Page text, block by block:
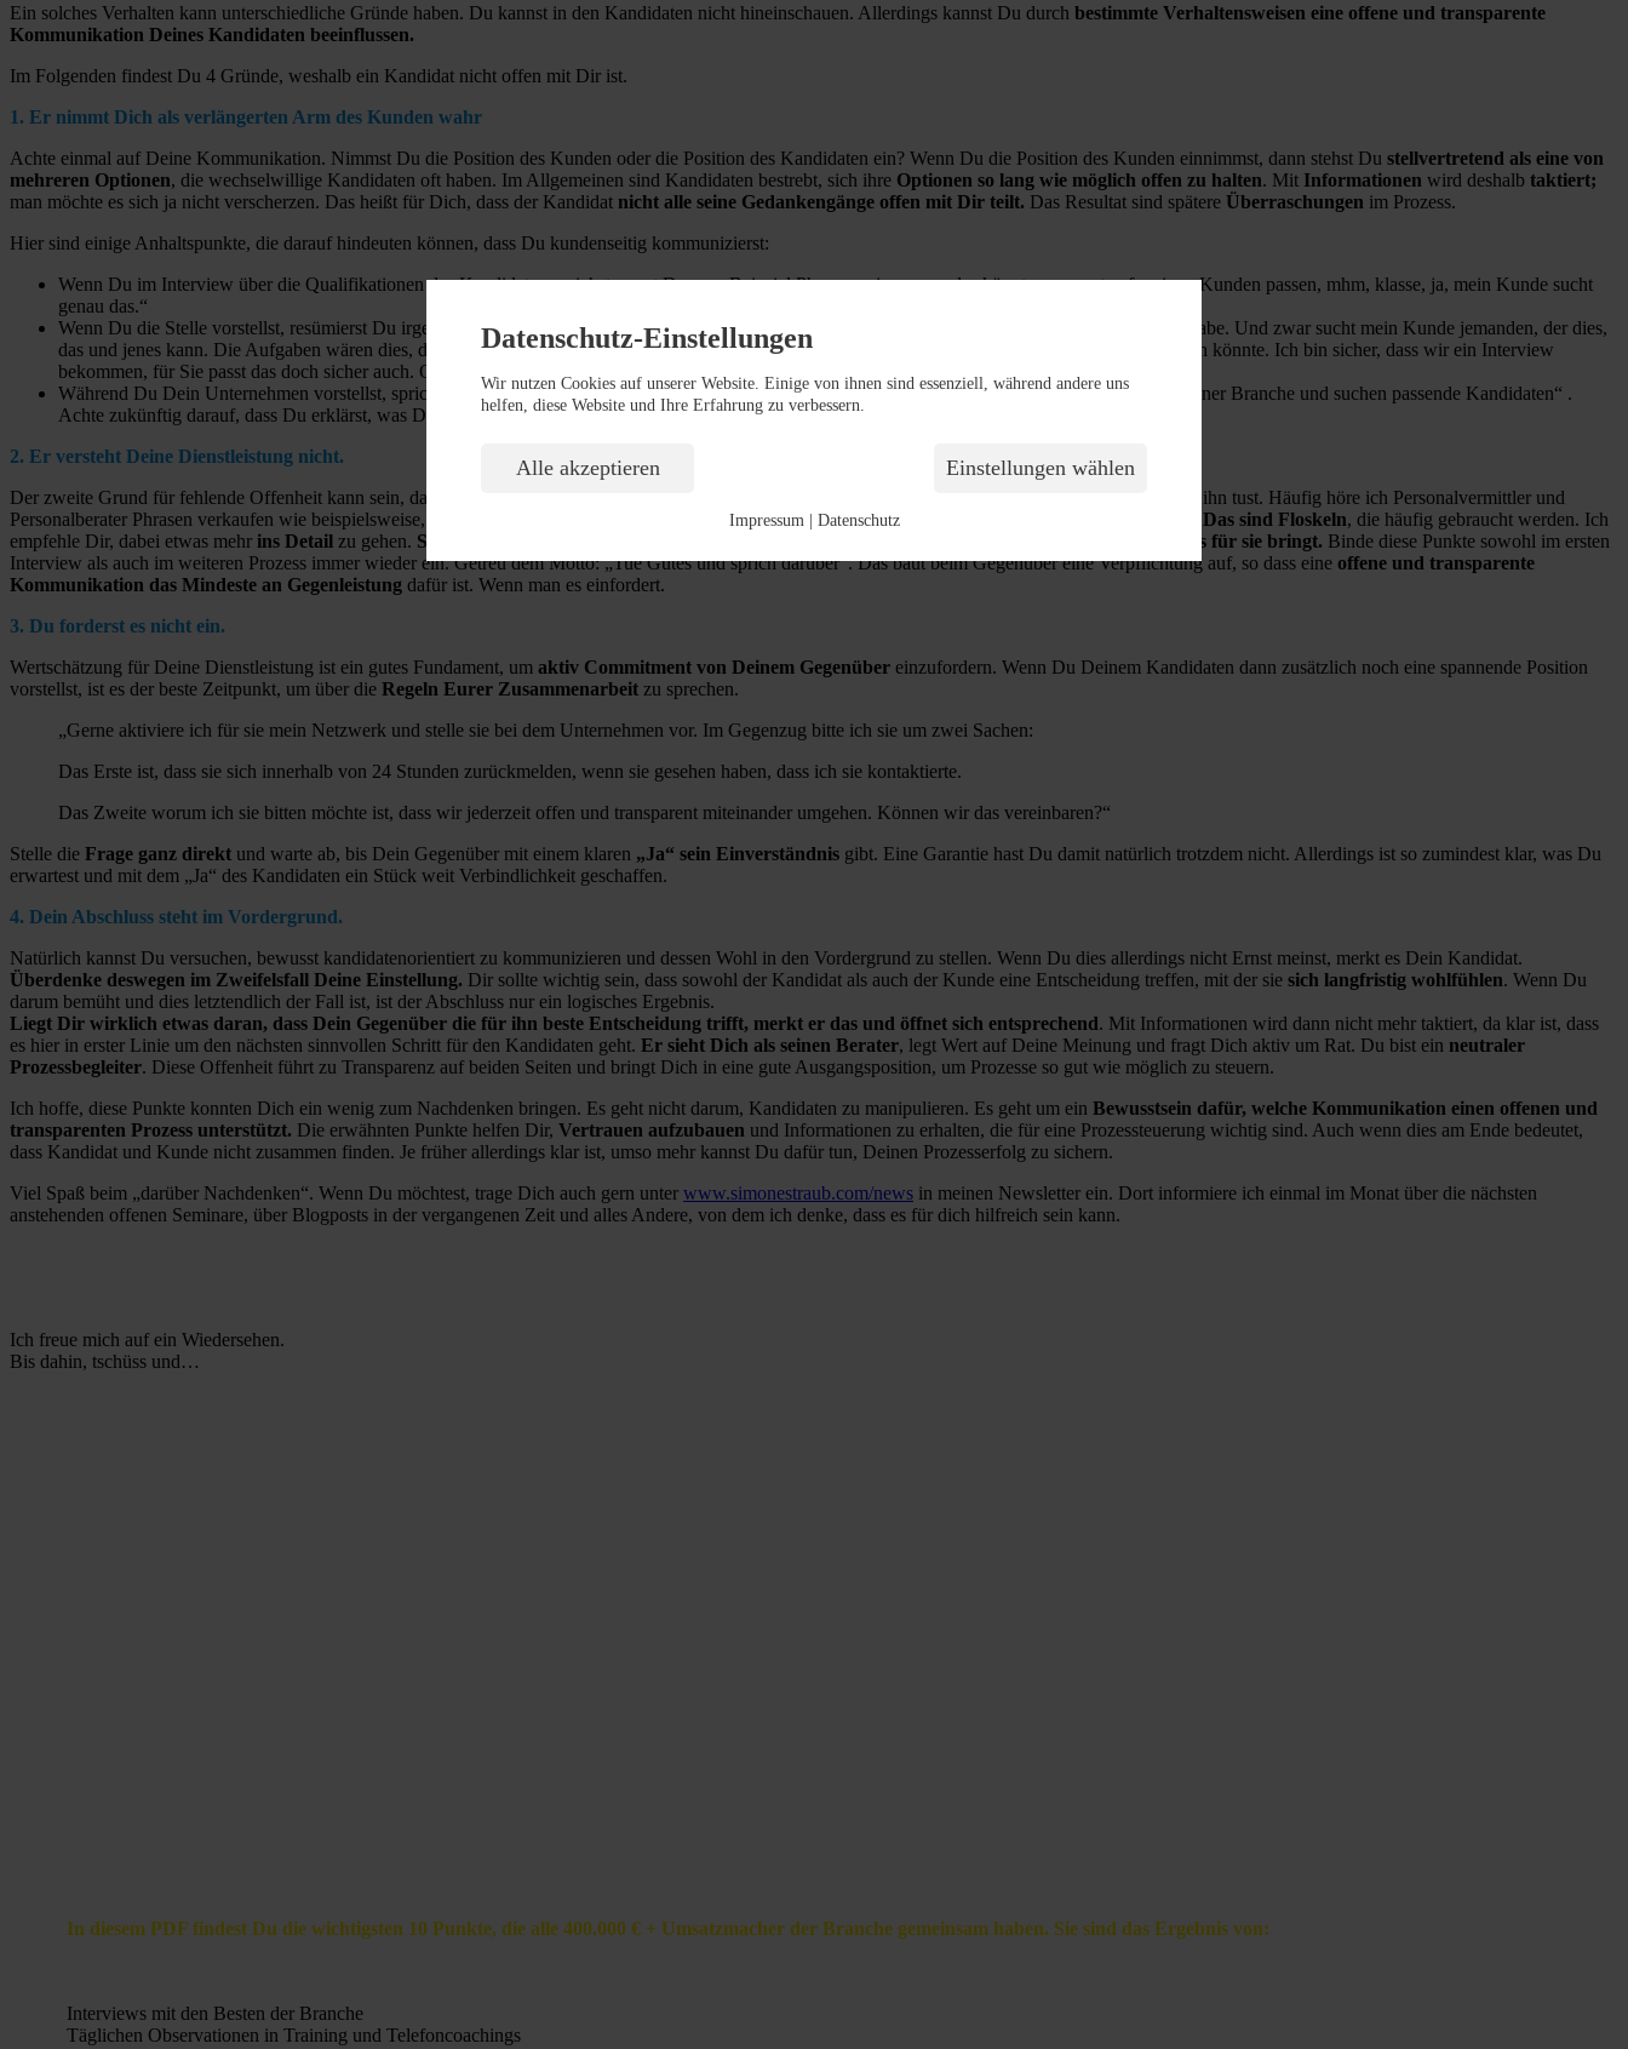
Ein solches Verhalten kann unterschiedliche Gründe haben. Du kannst in den Kandidaten nicht hineinschauen. Allerdings kannst Du durch bestimmte Verhaltensweisen eine offene und transparente
Kommunikation Deines Kandidaten beeinflussen.
Im Folgenden findest Du 4 Gründe, weshalb ein Kandidat nicht offen mit Dir ist.
1. Er nimmt Dich als verlängerten Arm des Kunden wahr
Achte einmal auf Deine Kommunikation. Nimmst Du die Position des Kunden oder die Position des Kandidaten ein? Wenn Du die Position des Kunden einnimmst, dann stehst Du stellvertretend als eine von
mehreren Optionen, die wechselwillige Kandidaten oft haben. Im Allgemeinen sind Kandidaten bestrebt, sich ihre Optionen so lang wie möglich offen zu halten. Mit Informationen wird deshalb taktiert;
man möchte es sich ja nicht verscherzen. Das heißt für Dich, dass der Kandidat nicht alle seine Gedankengänge offen mit Dir teilt. Das Resultat sind spätere Überraschungen im Prozess.
Hier sind einige Anhaltspunkte, die darauf hindeuten können, dass Du kundenseitig kommunizierst:
Wenn Du im Interview über die Qualifikationen des Kandidaten sprichst, sagst Du zum Beispiel Phrasen wie „super, das könnte ganz gut auf meinen Kunden passen, mhm, klasse, ja, mein Kunde sucht
genau das.“
Wenn Du die Stelle vorstellst, resümierst Du irgendwann indem Du sagst: „(…) Ich glaube, das könnte sehr gut auf die Stelle passen, die ich für Sie habe. Und zwar sucht mein Kunde jemanden, der dies,
das und jenes kann. Die Aufgaben wären dies, das und jenes, und wir haben vorhin bereits gesagt, dass das auf ihre bisherigen Erfahrungen gut passen könnte. Ich bin sicher, dass wir ein Interview
bekommen, für Sie passt das doch sicher auch. Oder?“
Während Du Dein Unternehmen vorstellst, sprichst Du aus der Perspektive des Kunden: „Wir betreuen viele unterschiedliche Kunden in dieser und jener Branche und suchen passende Kandidaten“ .
Achte zukünftig darauf, dass Du erklärst, was Du für den Kandidaten tun kannst, nicht für den Kunden.
2. Er versteht Deine Dienstleistung nicht.
Der zweite Grund für fehlende Offenheit kann sein, dass nicht klar ist, welchen
hat. Was Du alles für ihn tust. Häufig höre ich Personalvermittler und
Personalberater Phrasen verkaufen wie beispielsweise, „wir begleiten sie auch während des Interviewprozesses“ oder „wir stehen ihnen beratend zur Seite“. Das sind Floskeln, die häufig gebraucht werden. Ich
empfehle Dir, dabei etwas mehr ins Detail zu gehen. Schreibe Dir einmal auf, was Du konkret für Deine Kandidaten machst und welchen Nutzen das für sie bringt. Binde diese Punkte sowohl im ersten
Interview als auch im weiteren Prozess immer wieder ein. Getreu dem Motto: „Tue Gutes und sprich darüber“. Das baut beim Gegenüber eine Verpflichtung auf, so dass eine offene und transparente
Kommunikation das Mindeste an Gegenleistung dafür ist. Wenn man es einfordert.
3. Du forderst es nicht ein.
Wertschätzung für Deine Dienstleistung ist ein gutes Fundament, um aktiv Commitment von Deinem Gegenüber einzufordern. Wenn Du Deinem Kandidaten dann zusätzlich noch eine spannende Position
vorstellst, ist es der beste Zeitpunkt, um über die Regeln Eurer Zusammenarbeit zu sprechen.
„Gerne aktiviere ich für sie mein Netzwerk und stelle sie bei dem Unternehmen vor. Im Gegenzug bitte ich sie um zwei Sachen:
Das Erste ist, dass sie sich innerhalb von 24 Stunden zurückmelden, wenn sie gesehen haben, dass ich sie kontaktierte.
Das Zweite worum ich sie bitten möchte ist, dass wir jederzeit offen und transparent miteinander umgehen. Können wir das vereinbaren?“
Stelle die Frage ganz direkt und warte ab, bis Dein Gegenüber mit einem klaren „Ja“ sein Einverständnis gibt. Eine Garantie hast Du damit natürlich trotzdem nicht. Allerdings ist so zumindest klar, was Du
erwartest und mit dem „Ja“ des Kandidaten ein Stück weit Verbindlichkeit geschaffen.
4. Dein Abschluss steht im Vordergrund.
Natürlich kannst Du versuchen, bewusst kandidatenorientiert zu kommunizieren und dessen Wohl in den Vordergrund zu stellen. Wenn Du dies allerdings nicht Ernst meinst, merkt es Dein Kandidat.
Überdenke deswegen im Zweifelsfall Deine Einstellung. Dir sollte wichtig sein, dass sowohl der Kandidat als auch der Kunde eine Entscheidung treffen, mit der sie sich langfristig wohlfühlen. Wenn Du
darum bemüht und dies letztendlich der Fall ist, ist der Abschluss nur ein logisches Ergebnis.
Liegt Dir wirklich etwas daran, dass Dein Gegenüber die für ihn beste Entscheidung trifft, merkt er das und öffnet sich entsprechend. Mit Informationen wird dann nicht mehr taktiert, da klar ist, dass
es hier in erster Linie um den nächsten sinnvollen Schritt für den Kandidaten geht. Er sieht Dich als seinen Berater, legt Wert auf Deine Meinung und fragt Dich aktiv um Rat. Du bist ein neutraler
Prozessbegleiter. Diese Offenheit führt zu Transparenz auf beiden Seiten und bringt Dich in eine gute Ausgangsposition, um Prozesse so gut wie möglich zu steuern.
Ich hoffe, diese Punkte konnten Dich ein wenig zum Nachdenken bringen. Es geht nicht darum, Kandidaten zu manipulieren. Es geht um ein Bewusstsein dafür, welche Kommunikation einen offenen und
transparenten Prozess unterstützt. Die erwähnten Punkte helfen Dir, Vertrauen aufzubauen und Informationen zu erhalten, die für eine Prozessteuerung wichtig sind. Auch wenn dies am Ende bedeutet,
dass Kandidat und Kunde nicht zusammen finden. Je früher allerdings klar ist, umso mehr kannst Du dafür tun, Deinen Prozesserfolg zu sichern.
Viel Spaß beim „darüber Nachdenken“. Wenn Du möchtest, trage Dich auch gern unter www.simonestraub.com/news in meinen Newsletter ein. Dort informiere ich einmal im Monat über die nächsten
anstehenden offenen Seminare, über Blogposts in der vergangenen Zeit und alles Andere, von dem ich denke, dass es für dich hilfreich sein kann.
Ich freue mich auf ein Wiedersehen.
Bis dahin, tschüss und…
In diesem PDF findest Du die wichtigsten 10 Punkte, die alle 400.000 € + Umsatzmacher der Branche gemeinsam haben. Sie sind das Ergebnis von:
Interviews mit den Besten der Branche
Täglichen Observationen in Training und Telefoncoachings
Datenschutz-Einstellungen
Wir nutzen Cookies auf unserer Website. Einige von ihnen sind essenziell, während andere uns
helfen, diese Website und Ihre Erfahrung zu verbessern.
Alle akzeptieren Einstellungen wählen
Impressum| Datenschutz